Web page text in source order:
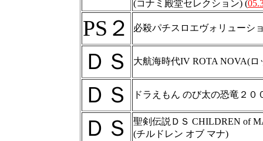
(コナミ殿堂セレクション) (
PS２ 必殺パチスロエヴォリューシ
ＤＳ 大航海時代IV ROTA NOVA(ロ
ＤＳ ドラえもん のび太の恐竜２
ＤＳ
聖剣伝説ＤＳ CHILDREN of
(チルドレン オブ マナ)